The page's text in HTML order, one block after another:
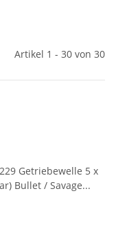
Artikel 1 - 30 von 30